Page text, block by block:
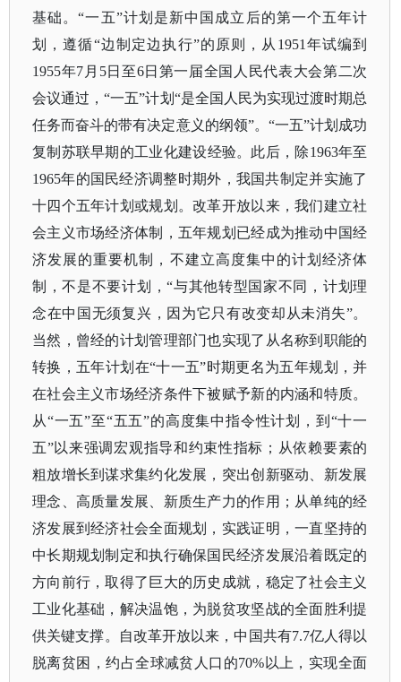
基础。“一五”计划是新中国成立后的第一个五年计
划，遵循“边制定边执行”的原则，从1951年试编到
1955年7月5日至6日第一届全国人民代表大会第二次
会议通过，“一五”计划“是全国人民为实现过渡时期总
任务而奋斗的带有决定意义的纲领”。“一五”计划成功
复制苏联早期的工业化建设经验。此后，除1963年至
1965年的国民经济调整时期外，我国共制定并实施了
十四个五年计划或规划。改革开放以来，我们建立社
会主义市场经济体制，五年规划已经成为推动中国经
济发展的重要机制，不建立高度集中的计划经济体
制，不是不要计划，“与其他转型国家不同，计划理
念在中国无须复兴，因为它只有改变却从未消失”。
当然，曾经的计划管理部门也实现了从名称到职能的
转换，五年计划在“十一五”时期更名为五年规划，并
在社会主义市场经济条件下被赋予新的内涵和特质。
从“一五”至“五五”的高度集中指令性计划，到“十一
五”以来强调宏观指导和约束性指标；从依赖要素的
粗放增长到谋求集约化发展，突出创新驱动、新发展
理念、高质量发展、新质生产力的作用；从单纯的经
济发展到经济社会全面规划，实践证明，一直坚持的
中长期规划制定和执行确保国民经济发展沿着既定的
方向前行，取得了巨大的历史成就，稳定了社会主义
工业化基础，解决温饱，为脱贫攻坚战的全面胜利提
供关键支撑。自改革开放以来，中国共有7.7亿人得以
脱离贫困，约占全球减贫人口的70%以上，实现全面